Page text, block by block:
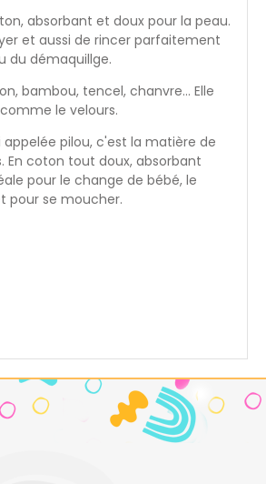
absorbant et doux pour la peau.
et aussi de rincer parfaitement
du démaquillge.
bambou, tencel, chanvre... Elle
le velours.
appelée pilou, c'est la matière de
En coton tout doux, absorbant
pour le change de bébé, le
pour se moucher.